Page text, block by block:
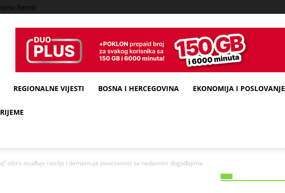
items!
REGIONALNE VIJESTI BOSNA I HERCEGOVINA EKONOMIJA I POSLOVANJE
oštro osuđuje nasilje i demantuje povezanost sa nedavnim događajima